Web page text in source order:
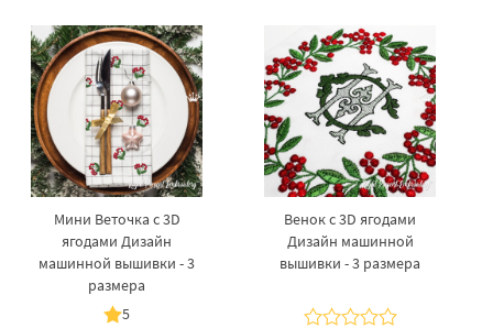
Мини Веточка с 3D
ягодами Дизайн
машинной вышивки - 3
размера
5
Венок с 3D ягодами
Дизайн машинной
вышивки - 3 размера